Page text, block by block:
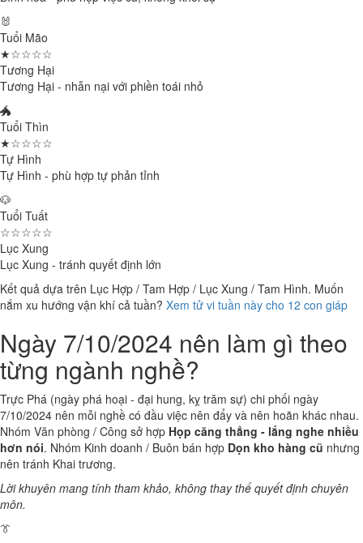
🐰
Tuổi Mão
★☆☆☆☆
Tương Hại
Tương Hại - nhẫn nại với phiền toái nhỏ
🐲
Tuổi Thìn
★☆☆☆☆
Tự Hình
Tự Hình - phù hợp tự phản tỉnh
🐶
Tuổi Tuất
☆☆☆☆☆
Lục Xung
Lục Xung - tránh quyết định lớn
Kết quả dựa trên Lục Hợp / Tam Hợp / Lục Xung / Tam Hình. Muốn
nắm xu hướng vận khí cả tuần? Xem tử vi tuần này cho 12 con giáp
Ngày 7/10/2024 nên làm gì theo
từng ngành nghề?
Trực Phá (ngày phá hoại - đại hung, kỵ trăm sự) chi phối ngày
7/10/2024 nên mỗi nghề có đầu việc nên đẩy và nên hoãn khác nhau.
Nhóm Văn phòng / Công sở hợp Họp căng thẳng - lắng nghe nhiều
hơn nói. Nhóm Kinh doanh / Buôn bán hợp Dọn kho hàng cũ nhưng
nên tránh Khai trương.
Lời khuyên mang tính tham khảo, không thay thế quyết định chuyên
môn.
👔